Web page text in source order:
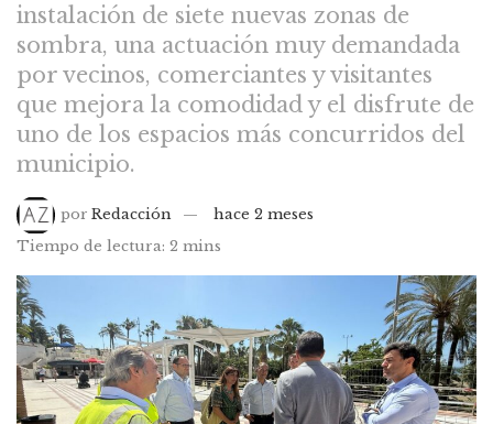
instalación de siete nuevas zonas de
sombra, una actuación muy demandada
por vecinos, comerciantes y visitantes
que mejora la comodidad y el disfrute de
uno de los espacios más concurridos del
municipio.
por Redacción
hace 2 meses
Tiempo de lectura: 2 mins